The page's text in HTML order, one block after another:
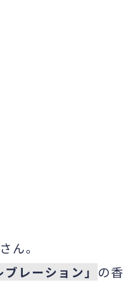
ん。
レーション」 の香